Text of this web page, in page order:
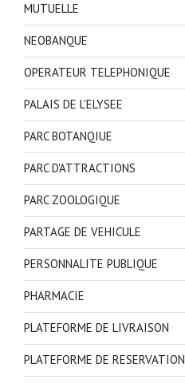
MUTUELLE
NEOBANQUE
OPERATEUR TELEPHONIQUE
PALAIS DE L'ELYSEE
PARC BOTANQIUE
PARC D'ATTRACTIONS
PARC ZOOLOGIQUE
PARTAGE DE VEHICULE
PERSONNALITE PUBLIQUE
PHARMACIE
PLATEFORME DE LIVRAISON
PLATEFORME DE RESERVATION